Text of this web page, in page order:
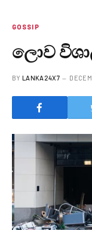
GOSSIP
ලොව
BY LANKA24X7